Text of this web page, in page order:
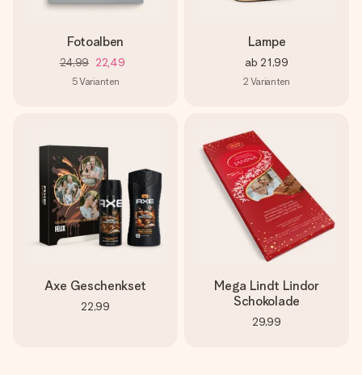
Fotoalben
24,99 22,49
5Varianten
Lampe
ab 21,99
2 Varianten
Axe Geschenkset
22,99
Mega Lindt Lindor
Schokolade
29,99